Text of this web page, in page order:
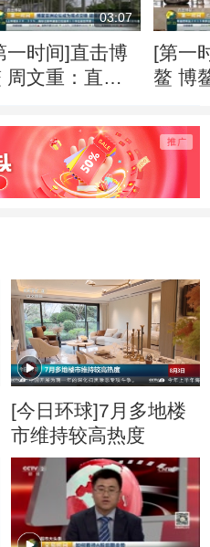
03:07
一时间]直击博
周文重：直面
发出自己的声
[第一
鳌 博
就绪
[今日环球]7月多地楼
市维持较高热度